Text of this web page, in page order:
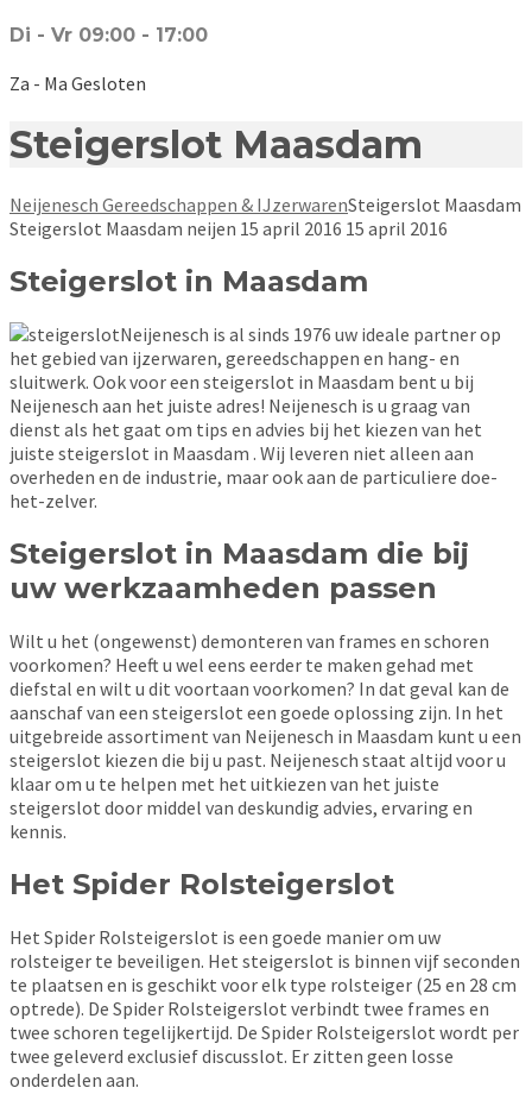
Di - Vr 09:00 - 17:00
Za - Ma Gesloten
Steigerslot Maasdam
Neijenesch Gereedschappen & IJzerwarenSteigerslot Maasdam
Steigerslot Maasdam neijen 15 april 2016 15 april 2016
Steigerslot in Maasdam
Neijenesch is al sinds 1976 uw ideale partner op
het gebied van ijzerwaren, gereedschappen en hang- en
sluitwerk. Ook voor een steigerslot in Maasdam bent u bij
Neijenesch aan het juiste adres! Neijenesch is u graag van
dienst als het gaat om tips en advies bij het kiezen van het
juiste steigerslot in Maasdam . Wij leveren niet alleen aan
overheden en de industrie, maar ook aan de particuliere doe-
het-zelver.
Steigerslot in Maasdam die bij
uw werkzaamheden passen
Wilt u het (ongewenst) demonteren van frames en schoren
voorkomen? Heeft u wel eens eerder te maken gehad met
diefstal en wilt u dit voortaan voorkomen? In dat geval kan de
aanschaf van een steigerslot een goede oplossing zijn. In het
uitgebreide assortiment van Neijenesch in Maasdam kunt u een
steigerslot kiezen die bij u past. Neijenesch staat altijd voor u
klaar om u te helpen met het uitkiezen van het juiste
steigerslot door middel van deskundig advies, ervaring en
kennis.
Het Spider Rolsteigerslot
Het Spider Rolsteigerslot is een goede manier om uw
rolsteiger te beveiligen. Het steigerslot is binnen vijf seconden
te plaatsen en is geschikt voor elk type rolsteiger (25 en 28 cm
optrede). De Spider Rolsteigerslot verbindt twee frames en
twee schoren tegelijkertijd. De Spider Rolsteigerslot wordt per
twee geleverd exclusief discusslot. Er zitten geen losse
onderdelen aan.